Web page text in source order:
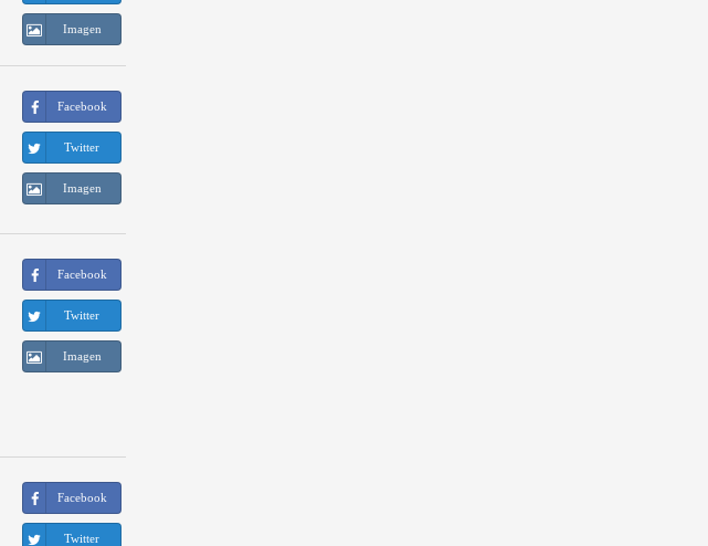
Imagen
Facebook
Twitter
Imagen
Facebook
Twitter
Imagen
Facebook
Twitter